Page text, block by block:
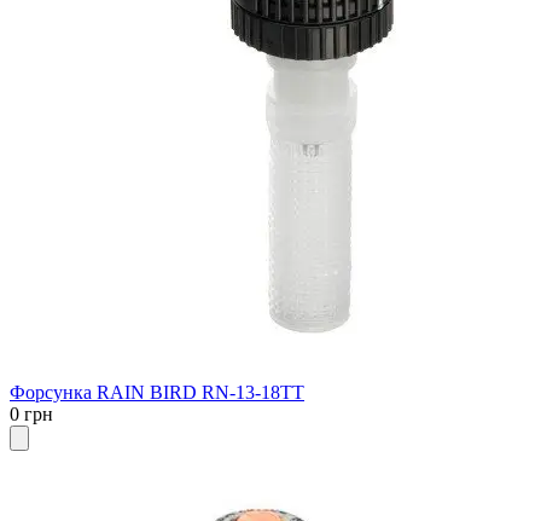
Форсунка RAIN BIRD RN-13-18TT
0 грн